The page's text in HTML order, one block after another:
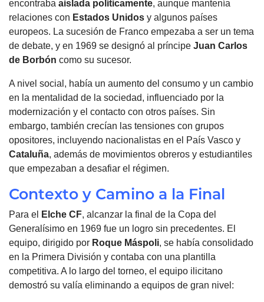
encontraba aislada políticamente, aunque mantenía
relaciones con Estados Unidos y algunos países
europeos. La sucesión de Franco empezaba a ser un tema
de debate, y en 1969 se designó al príncipe Juan Carlos
de Borbón como su sucesor.
A nivel social, había un aumento del consumo y un cambio
en la mentalidad de la sociedad, influenciado por la
modernización y el contacto con otros países. Sin
embargo, también crecían las tensiones con grupos
opositores, incluyendo nacionalistas en el País Vasco y
Cataluña, además de movimientos obreros y estudiantiles
que empezaban a desafiar el régimen.
Contexto y Camino a la Final
Para el Elche CF, alcanzar la final de la Copa del
Generalísimo en 1969 fue un logro sin precedentes. El
equipo, dirigido por Roque Máspoli, se había consolidado
en la Primera División y contaba con una plantilla
competitiva. A lo largo del torneo, el equipo ilicitano
demostró su valía eliminando a equipos de gran nivel: